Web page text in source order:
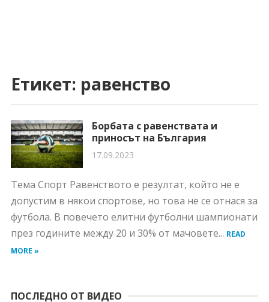
Етикет: равенство
Борбата с равенствата и
приносът на България
17.09.2023
Тема Спорт Равенството е резултат, който не е
допустим в някои спортове, но това не се отнася за
футбола. В повечето елитни футболни шампионати
през годините между 20 и 30% от мачовете... READ
MORE »
ПОСЛЕДНО ОТ ВИДЕО